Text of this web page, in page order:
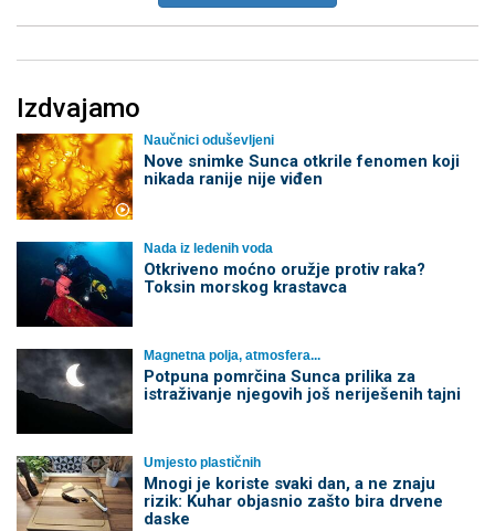
Izdvajamo
Naučnici oduševljeni
Nove snimke Sunca otkrile fenomen koji
nikada ranije nije viđen
Nada iz ledenih voda
Otkriveno moćno oružje protiv raka?
Toksin morskog krastavca
Magnetna polja, atmosfera...
Potpuna pomrčina Sunca prilika za
istraživanje njegovih još neriješenih tajni
Umjesto plastičnih
Mnogi je koriste svaki dan, a ne znaju
rizik: Kuhar objasnio zašto bira drvene
daske